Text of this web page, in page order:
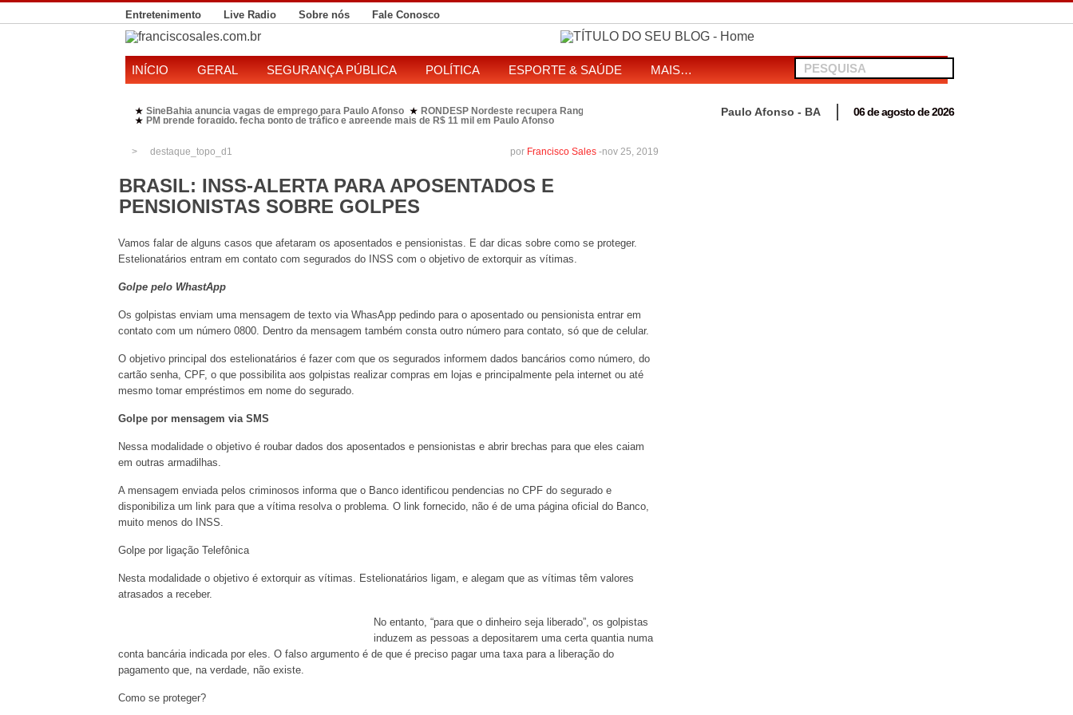
Entretenimento Live Radio Sobre nós Fale Conosco
INÍCIO GERAL SEGURANÇA PÚBLICA POLÍTICA ESPORTE & SAÚDE MAIS…
★ SineBahia anuncia vagas de emprego para Paulo Afonso ★ RONDESP Nordeste recupera Range Rover com restrição por estelionato em Antas
★ PM prende foragido, fecha ponto de tráfico e apreende mais de R$ 11 mil em Paulo Afonso
Paulo Afonso - BA 06 de agosto de 2026
destaque_topo_d1 nov 25, 2019
por Francisco Sales -
BRASIL: INSS-ALERTA PARA APOSENTADOS E
PENSIONISTAS SOBRE GOLPES
Vamos falar de alguns casos que afetaram os aposentados e pensionistas. E dar dicas sobre como se proteger.
Estelionatários entram em contato com segurados do INSS com o objetivo de extorquir as vítimas.
Golpe pelo WhastApp
Os golpistas enviam uma mensagem de texto via WhasApp pedindo para o aposentado ou pensionista entrar em
contato com um número 0800. Dentro da mensagem também consta outro número para contato, só que de celular.
O objetivo principal dos estelionatários é fazer com que os segurados informem dados bancários como número, do
cartão senha, CPF, o que possibilita aos golpistas realizar compras em lojas e principalmente pela internet ou até
mesmo tomar empréstimos em nome do segurado.
Golpe por mensagem via SMS
Nessa modalidade o objetivo é roubar dados dos aposentados e pensionistas e abrir brechas para que eles caiam
em outras armadilhas.
A mensagem enviada pelos criminosos informa que o Banco identificou pendencias no CPF do segurado e
disponibiliza um link para que a vítima resolva o problema. O link fornecido, não é de uma página oficial do Banco,
muito menos do INSS.
Golpe por ligação Telefônica
Nesta modalidade o objetivo é extorquir as vítimas. Estelionatários ligam, e alegam que as vítimas têm valores
atrasados a receber.
No entanto, “para que o dinheiro seja liberado”, os golpistas
induzem as pessoas a depositarem uma certa quantia numa
conta bancária indicada por eles. O falso argumento é de que é preciso pagar uma taxa para a liberação do
pagamento que, na verdade, não existe.
Como se proteger?